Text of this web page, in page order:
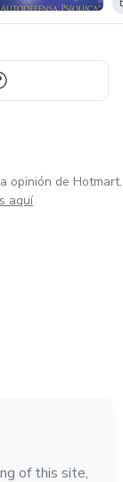
opinión de Hotmart.
aquí